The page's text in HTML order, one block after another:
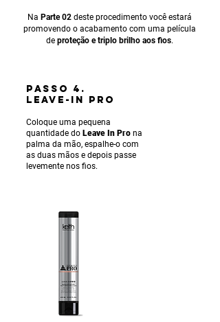
Na Parte 02 deste procedimento você estará
promovendo o acabamento com uma película
de proteção e triplo brilho aos fios.
PASSO 4.
LEAVE-IN PRO
Coloque uma pequena
quantidade do Leave In Pro na
palma da mão, espalhe-o com
as duas mãos e depois passe
levemente nos fios.